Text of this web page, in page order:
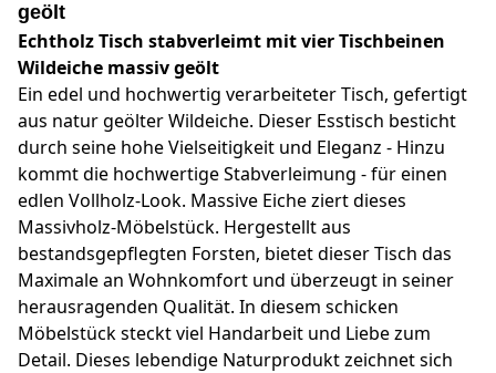
geölt
Echtholz Tisch stabverleimt mit vier Tischbeinen
Wildeiche massiv geölt
Ein edel und hochwertig verarbeiteter Tisch, gefertigt
aus natur geölter Wildeiche. Dieser Esstisch besticht
durch seine hohe Vielseitigkeit und Eleganz - Hinzu
kommt die hochwertige Stabverleimung - für einen
edlen Vollholz-Look. Massive Eiche ziert dieses
Massivholz-Möbelstück. Hergestellt aus
bestandsgepflegten Forsten, bietet dieser Tisch das
Maximale an Wohnkomfort und überzeugt in seiner
herausragenden Qualität. In diesem schicken
Möbelstück steckt viel Handarbeit und Liebe zum
Detail. Dieses lebendige Naturprodukt zeichnet sich